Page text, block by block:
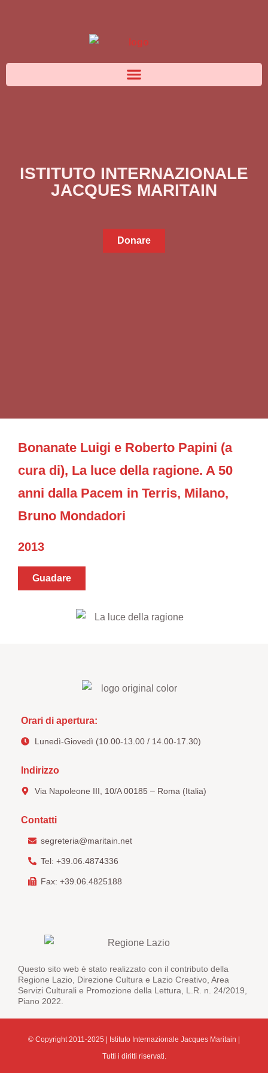
ISTITUTO INTERNAZIONALE
JACQUES MARITAIN
Donare
Bonanate Luigi e Roberto Papini (a
cura di), La luce della ragione. A 50
anni dalla Pacem in Terris, Milano,
Bruno Mondadori
2013
Guadare
Orari di apertura:
Lunedì-Giovedì (10.00-13.00 / 14.00-17.30)
Indirizzo
Via Napoleone III, 10/A 00185 – Roma (Italia)
Contatti
segreteria@maritain.net
Tel: +39.06.4874336
Fax: +39.06.4825188
Questo sito web è stato realizzato con il contributo della
Regione Lazio, Direzione Cultura e Lazio Creativo, Area
Servizi Culturali e Promozione della Lettura, L.R. n. 24/2019,
Piano 2022.
© Copyright 2011-2025 | Istituto Internazionale Jacques Maritain |
Tutti i diritti riservati.